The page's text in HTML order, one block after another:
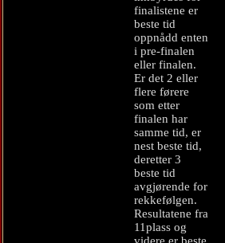
finalistene er
beste tid
oppnådd enten
i pre-finalen
eller finalen.
Er det 2 eller
flere førere
som etter
finalen har
samme tid, er
nest beste tid,
deretter 3
beste tid
avgjørende for
rekkefølgen.
Resultatene fra
11plass og